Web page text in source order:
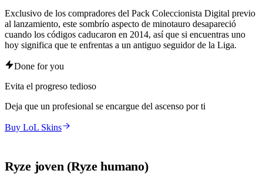
Exclusivo de los compradores del Pack Coleccionista Digital previo
al lanzamiento, este sombrío aspecto de minotauro desapareció
cuando los códigos caducaron en 2014, así que si encuentras uno
hoy significa que te enfrentas a un antiguo seguidor de la Liga.
Done for you
Evita el progreso tedioso
Deja que un profesional se encargue del ascenso por ti
Buy LoL Skins
Ryze joven (Ryze humano)